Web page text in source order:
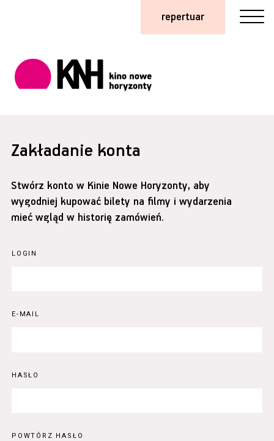
repertuar
Zakładanie konta
Stwórz konto w Kinie Nowe Horyzonty, aby
wygodniej kupować bilety na filmy i wydarzenia
mieć wgląd w historię zamówień.
LOGIN
E-MAIL
HASŁO
POWTÓRZ HASŁO